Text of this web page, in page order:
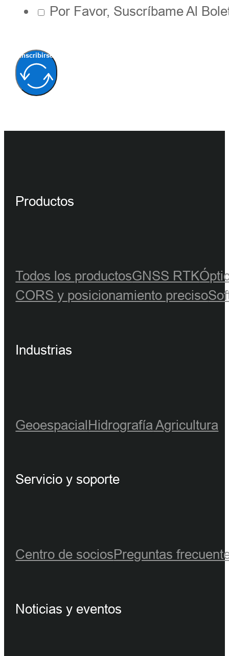
Por Favor, Suscríbame Al
Inscribirse
Productos
Todos los productosGNSS RTK
CORS y posicionamiento preciso
Industrias
GeoespacialHidrografíaAgricultura
Servicio y soporte
Centro de sociosPreguntas
Noticias y eventos